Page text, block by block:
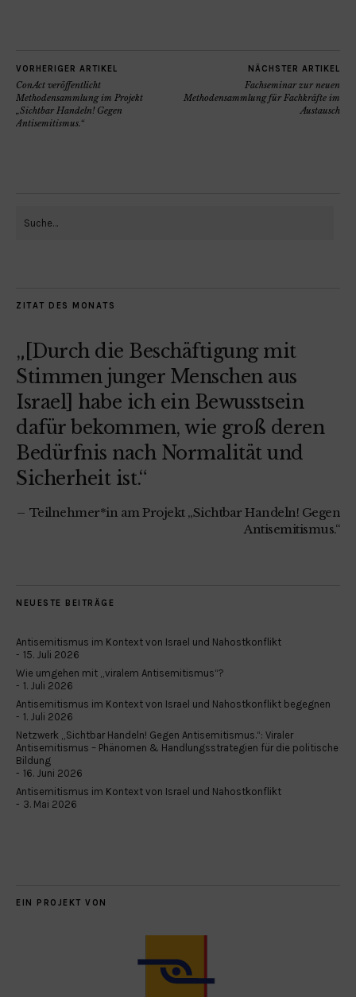
VORHERIGER ARTIKEL
ConAct veröffentlicht
Methodensammlung im Projekt
„Sichtbar Handeln! Gegen
Antisemitismus.“
NÄCHSTER ARTIKEL
Fachseminar zur neuen
Methodensammlung für Fachkräfte im
Austausch
ZITAT DES MONATS
„[Durch die Beschäftigung mit
Stimmen junger Menschen aus
Israel] habe ich ein Bewusstsein
dafür bekommen, wie groß deren
Bedürfnis nach Normalität und
Sicherheit ist.“
Teilnehmer*in am Projekt „Sichtbar Handeln! Gegen
Antisemitismus.“
NEUESTE BEITRÄGE
Antisemitismus im Kontext von Israel und Nahostkonflikt
15. Juli 2026
Wie umgehen mit „viralem Antisemitismus“?
1. Juli 2026
Antisemitismus im Kontext von Israel und Nahostkonflikt begegnen
1. Juli 2026
Netzwerk „Sichtbar Handeln! Gegen Antisemitismus.“: Viraler
Antisemitismus – Phänomen & Handlungsstrategien für die politische
Bildung
16. Juni 2026
Antisemitismus im Kontext von Israel und Nahostkonflikt
3. Mai 2026
EIN PROJEKT VON